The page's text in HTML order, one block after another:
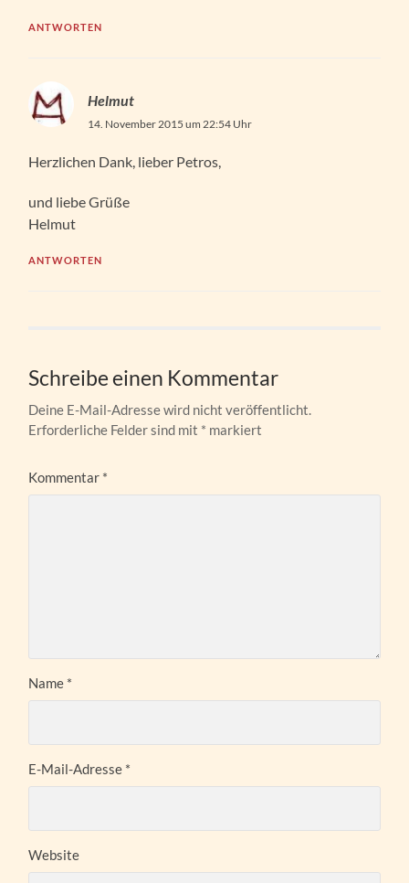
ANTWORTEN
Helmut
14. November 2015 um 22:54 Uhr
Herzlichen Dank, lieber Petros,
und liebe Grüße
Helmut
ANTWORTEN
Schreibe einen Kommentar
Deine E-Mail-Adresse wird nicht veröffentlicht.
Erforderliche Felder sind mit * markiert
Kommentar *
Name *
E-Mail-Adresse *
Website